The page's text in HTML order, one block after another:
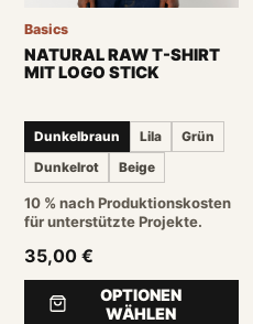
Basics
NATURAL RAW T-SHIRT
MIT LOGO STICK
Dunkelbraun Lila
Grün
Dunkelrot
Beige
10 % nach Produktionskosten
für unterstützte Projekte.
35,00 €
OPTIONEN
WÄHLEN